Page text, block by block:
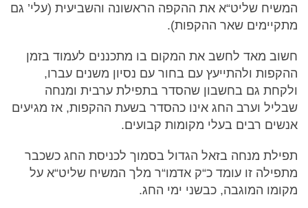
המשיח שליט“א את ההקפה הראשונה והשביעית (עלי’ גם
מתקיימים שאר ההקפות).
חשוב מאד לחשב את המקום בו מתכננים לעמוד בזמן
ההקפות ולהתייעץ עם בחור עם נסיון משנים עברו,
ולקחת גם בחשבון שהסדר בתפילת ערבית ומנחה
שבליל וערב החג אינו כהסדר בשעת ההקפות, אז מגיעים
אנשים רבים בעלי מקומות קבועים.
תפילת מנחה בזאל הגדול בסמוך לכניסת החג כשכבר
מתפילה זו עומד כ“ק אדמו“ר מלך המשיח שליט“א על
מקומו המוגבה, כבשני ימי החג.